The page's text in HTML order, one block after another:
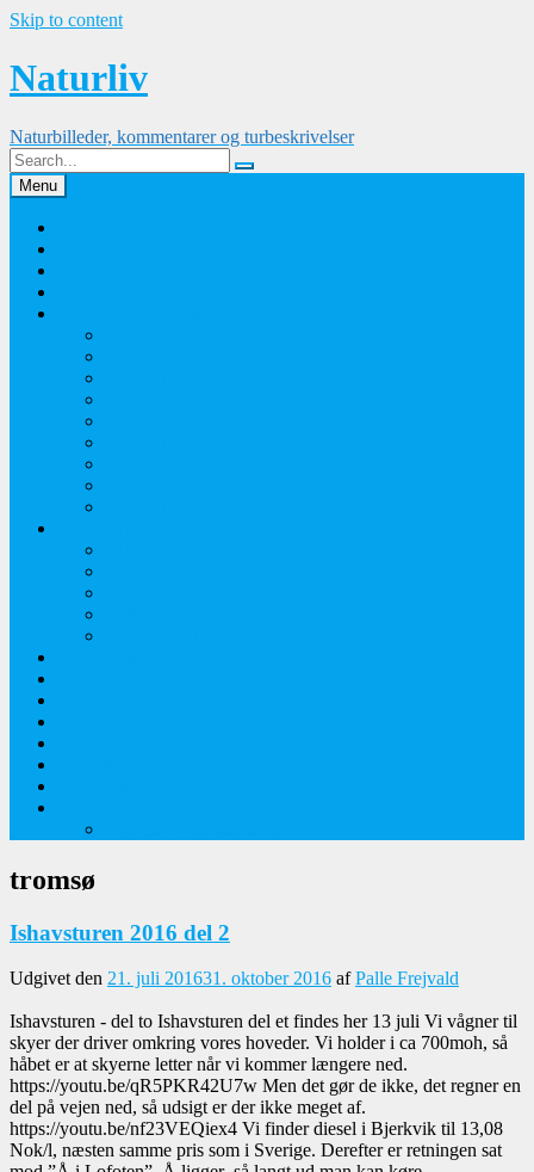
Skip to content
Naturliv
Naturbilleder, kommentarer og turbeskrivelser
Menu
tromsø
Ishavsturen 2016 del 2
Udgivet den 21. juli 201631. oktober 2016 afPalle Frejvald
Ishavsturen - del to Ishavsturen del et findes her 13 juli Vi vågner til
skyer der driver omkring vores hoveder. Vi holder i ca 700moh, så
håbet er at skyerne letter når vi kommer længere ned.
https://youtu.be/qR5PKR42U7w Men det gør de ikke, det regner en
del på vejen ned, så udsigt er der ikke meget af.
https://youtu.be/nf23VEQiex4 Vi finder diesel i Bjerkvik til 13,08
Nok/l, næsten samme pris som i Sverige. Derefter er retningen sat